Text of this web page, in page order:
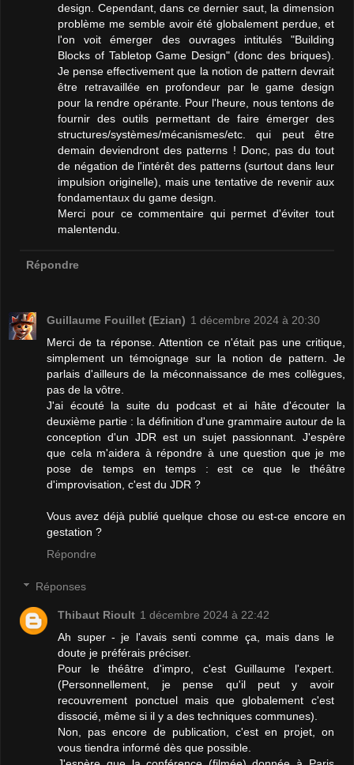
design. Cependant, dans ce dernier saut, la dimension
problème me semble avoir été globalement perdue, et
l'on voit émerger des ouvrages intitulés "Building
Blocks of Tabletop Game Design" (donc des briques).
Je pense effectivement que la notion de pattern devrait
être retravaillée en profondeur par le game design
pour la rendre opérante. Pour l'heure, nous tentons de
fournir des outils permettant de faire émerger des
structures/systèmes/mécanismes/etc. qui peut être
demain deviendront des patterns ! Donc, pas du tout
de négation de l'intérêt des patterns (surtout dans leur
impulsion originelle), mais une tentative de revenir aux
fondamentaux du game design.
Merci pour ce commentaire qui permet d'éviter tout
malentendu.
Répondre
Guillaume Fouillet (Ezian) 1 décembre 2024 à 20:30
Merci de ta réponse. Attention ce n'était pas une critique,
simplement un témoignage sur la notion de pattern. Je
parlais d'ailleurs de la méconnaissance de mes collègues,
pas de la vôtre.
J'ai écouté la suite du podcast et ai hâte d'écouter la
deuxième partie : la définition d'une grammaire autour de la
conception d'un JDR est un sujet passionnant. J'espère
que cela m'aidera à répondre à une question que je me
pose de temps en temps : est ce que le théâtre
d'improvisation, c'est du JDR ?
Vous avez déjà publié quelque chose ou est-ce encore en
gestation ?
Répondre
Réponses
Thibaut Rioult 1 décembre 2024 à 22:42
Ah super - je l'avais senti comme ça, mais dans le
doute je préférais préciser.
Pour le théâtre d'impro, c'est Guillaume l'expert.
(Personnellement, je pense qu'il peut y avoir
recouvrement ponctuel mais que globalement c'est
dissocié, même si il y a des techniques communes).
Non, pas encore de publication, c'est en projet, on
vous tiendra informé dès que possible.